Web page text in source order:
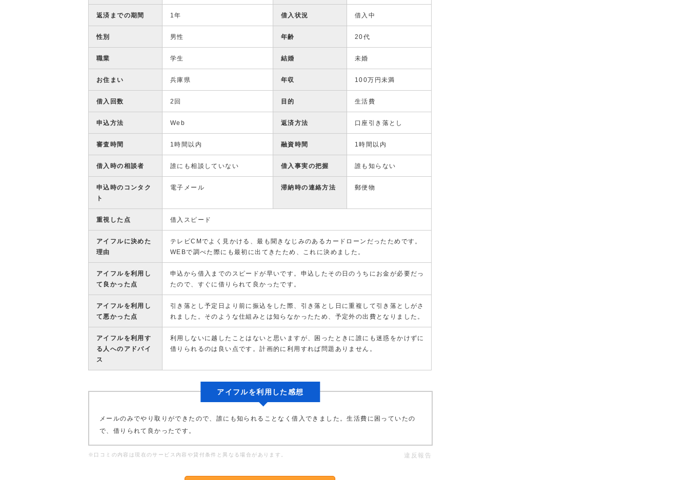
返済までの期間 1年 借入状況 借入中
性別 男性 年齢 20代
職業 学生 結婚 未婚
お住まい 兵庫県 年収 100万円未満
借入回数 2回 目的 生活費
申込方法 Web 返済方法 口座引き落とし
審査時間 1時間以内 融資時間 1時間以内
借入時の相談者 誰にも相談していない 借入事実の把握 誰も知らない
申込時のコンタク
ト
電子メール 滞納時の連絡方法 郵便物
重視した点 借入スピード
アイフルに決めた
理由
テレビCMでよく見かける、最も聞きなじみのあるカードローンだったためです。
WEBで調べた際にも最初に出てきたため、これに決めました。
アイフルを利用し
て良かった点
申込から借入までのスピードが早いです。申込したその日のうちにお金が必要だっ
たので、すぐに借りられて良かったです。
アイフルを利用し
て悪かった点
引き落とし予定日より前に振込をした際、引き落とし日に重複して引き落としがさ
れました。そのような仕組みとは知らなかったため、予定外の出費となりました。
アイフルを利用す
る人へのアドバイ
ス
利用しないに越したことはないと思いますが、困ったときに誰にも迷惑をかけずに
借りられるのは良い点です。計画的に利用すれば問題ありません。
アイフルを利用した感想
メールのみでやり取りができたので、誰にも知られることなく借入できました。生活費に困っていたの
で、借りられて良かったです。
※口コミの内容は現在のサービス内容や貸付条件と異なる場合があります。 違反報告